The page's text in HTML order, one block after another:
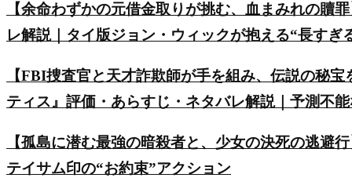
【余命わずかの元借金取りが挑む、血まみれの贖
レ解説｜タイ版ジョン・ウィックが抱える“長すぎ
【FBI捜査官と天才詐欺師が手を組み、伝説の秘
ティス』評価・あらすじ・ネタバレ解説｜予測不
【孤島に潜む最強の暗殺者と、少女の決死の逃避
テイサム印の“お約束”アクション